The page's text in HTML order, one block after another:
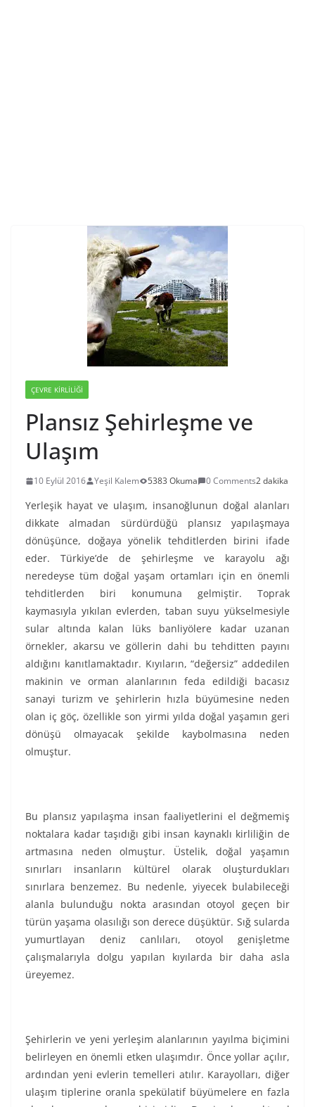
ÇEVRE KIRLILIĞI
Plansız Şehirleşme ve
Ulaşım
10 Eylül 2016 Yeşil Kalem 5383 Okuma 0 Comments2 dakika
Yerleşik hayat ve ulaşım, insanoğlunun doğal alanları
dikkate almadan sürdürdüğü plansız yapılaşmaya
dönüşünce, doğaya yönelik tehditlerden birini ifade
eder. Türkiye’de de şehirleşme ve karayolu ağı
neredeyse tüm doğal yaşam ortamları için en önemli
tehditlerden biri konumuna gelmiştir. Toprak
kaymasıyla yıkılan evlerden, taban suyu yükselmesiyle
sular altında kalan lüks banliyölere kadar uzanan
örnekler, akarsu ve göllerin dahi bu tehditten payını
aldığını kanıtlamaktadır. Kıyıların, “değersiz” addedilen
makinin ve orman alanlarının feda edildiği bacasız
sanayi turizm ve şehirlerin hızla büyümesine neden
olan iç göç, özellikle son yirmi yılda doğal yaşamın geri
dönüşü olmayacak şekilde kaybolmasına neden
olmuştur.
Bu plansız yapılaşma insan faaliyetlerini el değmemiş
noktalara kadar taşıdığı gibi insan kaynaklı kirliliğin de
artmasına neden olmuştur. Üstelik, doğal yaşamın
sınırları insanların kültürel olarak oluşturdukları
sınırlara benzemez. Bu nedenle, yiyecek bulabileceği
alanla bulunduğu nokta arasından otoyol geçen bir
türün yaşama olasılığı son derece düşüktür. Sığ sularda
yumurtlayan deniz canlıları, otoyol genişletme
çalışmalarıyla dolgu yapılan kıyılarda bir daha asla
üreyemez.
Şehirlerin ve yeni yerleşim alanlarının yayılma biçimini
belirleyen en önemli etken ulaşımdır. Önce yollar açılır,
ardından yeni evlerin temelleri atılır. Karayolları, diğer
ulaşım tiplerine oranla spekülatif büyümelere en fazla